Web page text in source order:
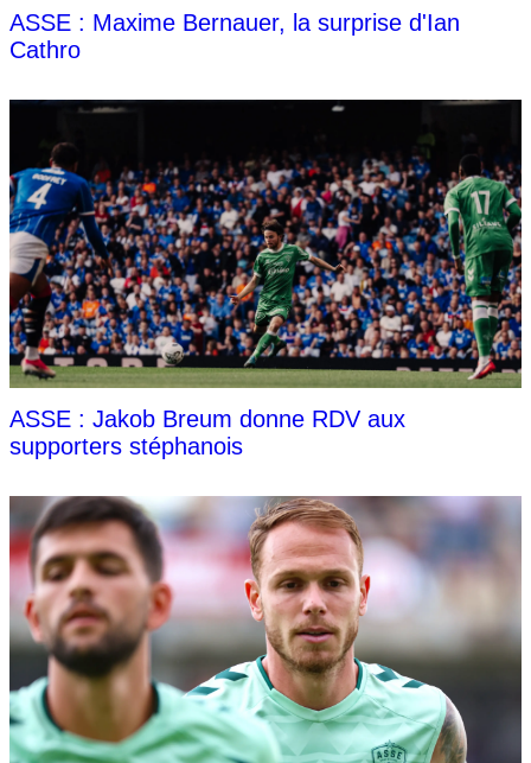
ASSE : Maxime Bernauer, la surprise d'Ian
Cathro
ASSE : Jakob Breum donne RDV aux
supporters stéphanois